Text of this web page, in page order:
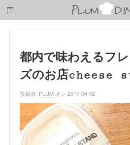
子
都内で味わえるフ
ズのお店cheese
投稿者: PLUM オン 2017-04-02